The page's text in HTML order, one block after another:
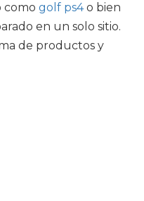
como golf ps4o bien
en un solo sitio.
de productos y